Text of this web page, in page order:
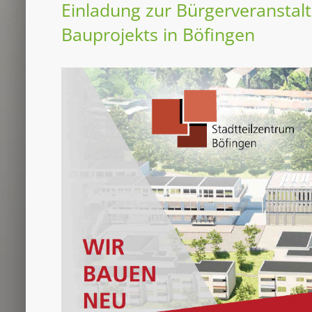
Einladung zur
Bauprojekts in Böfingen